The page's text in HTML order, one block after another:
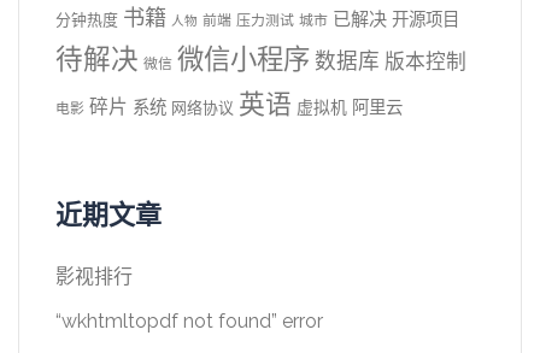
分钟热度 书籍 人物 前端 压力测试 城市 已解决 开源项目
待解决 微信 微信小程序 数据库 版本控制
电影 碎片 系统 网络协议 英语 虚拟机 阿里云
近期文章
影视排行
“wkhtmltopdf not found” error